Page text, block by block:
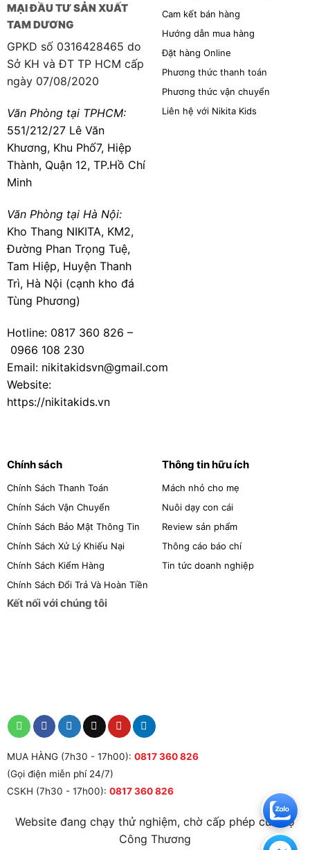
MẠI ĐẦU TƯ SẢN XUẤT
TAM DƯƠNG
GPKD số 0316428465 do
Sở KH và ĐT TP HCM cấp
ngày 07/08/2020
Văn Phòng tại TPHCM:
551/212/27 Lê Văn
Khương, Khu Phố7, Hiệp
Thành, Quận 12, TP.Hồ Chí
Minh
Văn Phòng tại Hà Nội:
Kho Thang NIKITA, KM2,
Đường Phan Trọng Tuệ,
Tam Hiệp, Huyện Thanh
Trì, Hà Nội (cạnh kho đá
Tùng Phương)
Hotline: 0817 360 826 –
0966 108 230
Email: nikitakidsvn@gmail.com
Website:
https://nikitakids.vn
Cam kết bán hàng
Hướng dẫn mua hàng
Đặt hàng Online
Phương thức thanh toán
Phương thức vận chuyển
Liên hệ với Nikita Kids
Chính sách
Chính Sách Thanh Toán
Chính Sách Vận Chuyển
Chính Sách Bảo Mật Thông Tin
Chính Sách Xử Lý Khiếu Nại
Chính Sách Kiểm Hàng
Chính Sách Đổi Trả Và Hoàn Tiền
Thông tin hữu ích
Mách nhỏ cho mẹ
Nuôi dạy con cái
Review sản phẩm
Thông cáo báo chí
Tin tức doanh nghiệp
Kết nối với chúng tôi
MUA HÀNG (7h30 - 17h00): 0817 360 826
(Gọi điện miễn phí 24/7)
CSKH (7h30 - 17h00): 0817 360 826
Website đang chạy thử nghiệm, chờ cấp phép của Bộ
Công Thương